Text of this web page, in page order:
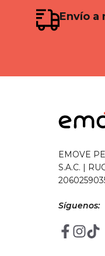
Envío a
EMOVE
S.A.C. |
Síguenos: